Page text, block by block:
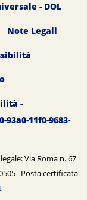
- DOL
Note Legali
-
11f0-9683-
Via Roma n. 67
Posta certificata